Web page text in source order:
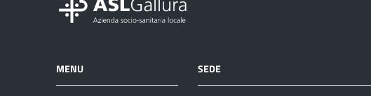
MENU SEDE